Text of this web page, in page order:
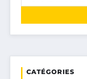
CATÉGORIES